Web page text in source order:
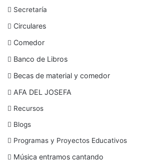
Secretaría
Circulares
Comedor
Banco de Libros
Becas de material y comedor
AFA DEL JOSEFA
Recursos
Blogs
Programas y Proyectos Educativos
Música entramos cantando